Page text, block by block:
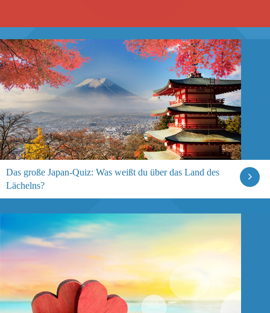
Das große Japan-Quiz: Was weißt du über das Land des
Lächelns?